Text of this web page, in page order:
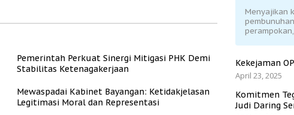
Pemerintah Perkuat Sinergi Mitigasi PHK Demi
Stabilitas Ketenagakerjaan
Mewaspadai Kabinet Bayangan: Ketidakjelasan
Legitimasi Moral dan Representasi
Menyajikan
Kekejaman
April 23, 2025
Komitmen
Judi Daring